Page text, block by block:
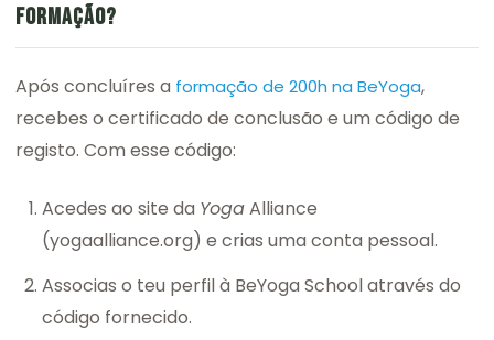
FORMAÇÃO?
Após concluíres a formação de 200h na BeYoga,
recebes o certificado de conclusão e um código de
registo. Com esse código:
Acedes ao site da YogaAlliance
(yogaalliance.org) e crias uma conta pessoal.
Associas o teu perfil à BeYoga School através do
código fornecido.